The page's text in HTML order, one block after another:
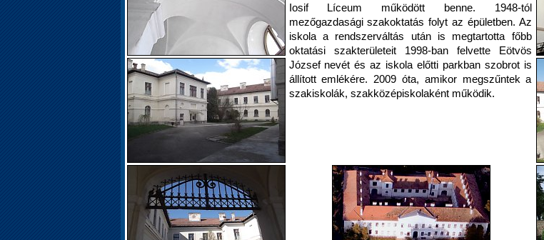
Iosif Líceum működött benne. 1948-tól
mezőgazdasági szakoktatás folyt az épületben. Az
iskola a rendszerváltás után is megtartotta főbb
oktatási szakterületeit 1998-ban felvette Eötvös
József nevét és az iskola előtti parkban szobrot is
állított emlékére. 2009 óta, amikor megszűntek a
szakiskolák, szakközépiskolaként működik.